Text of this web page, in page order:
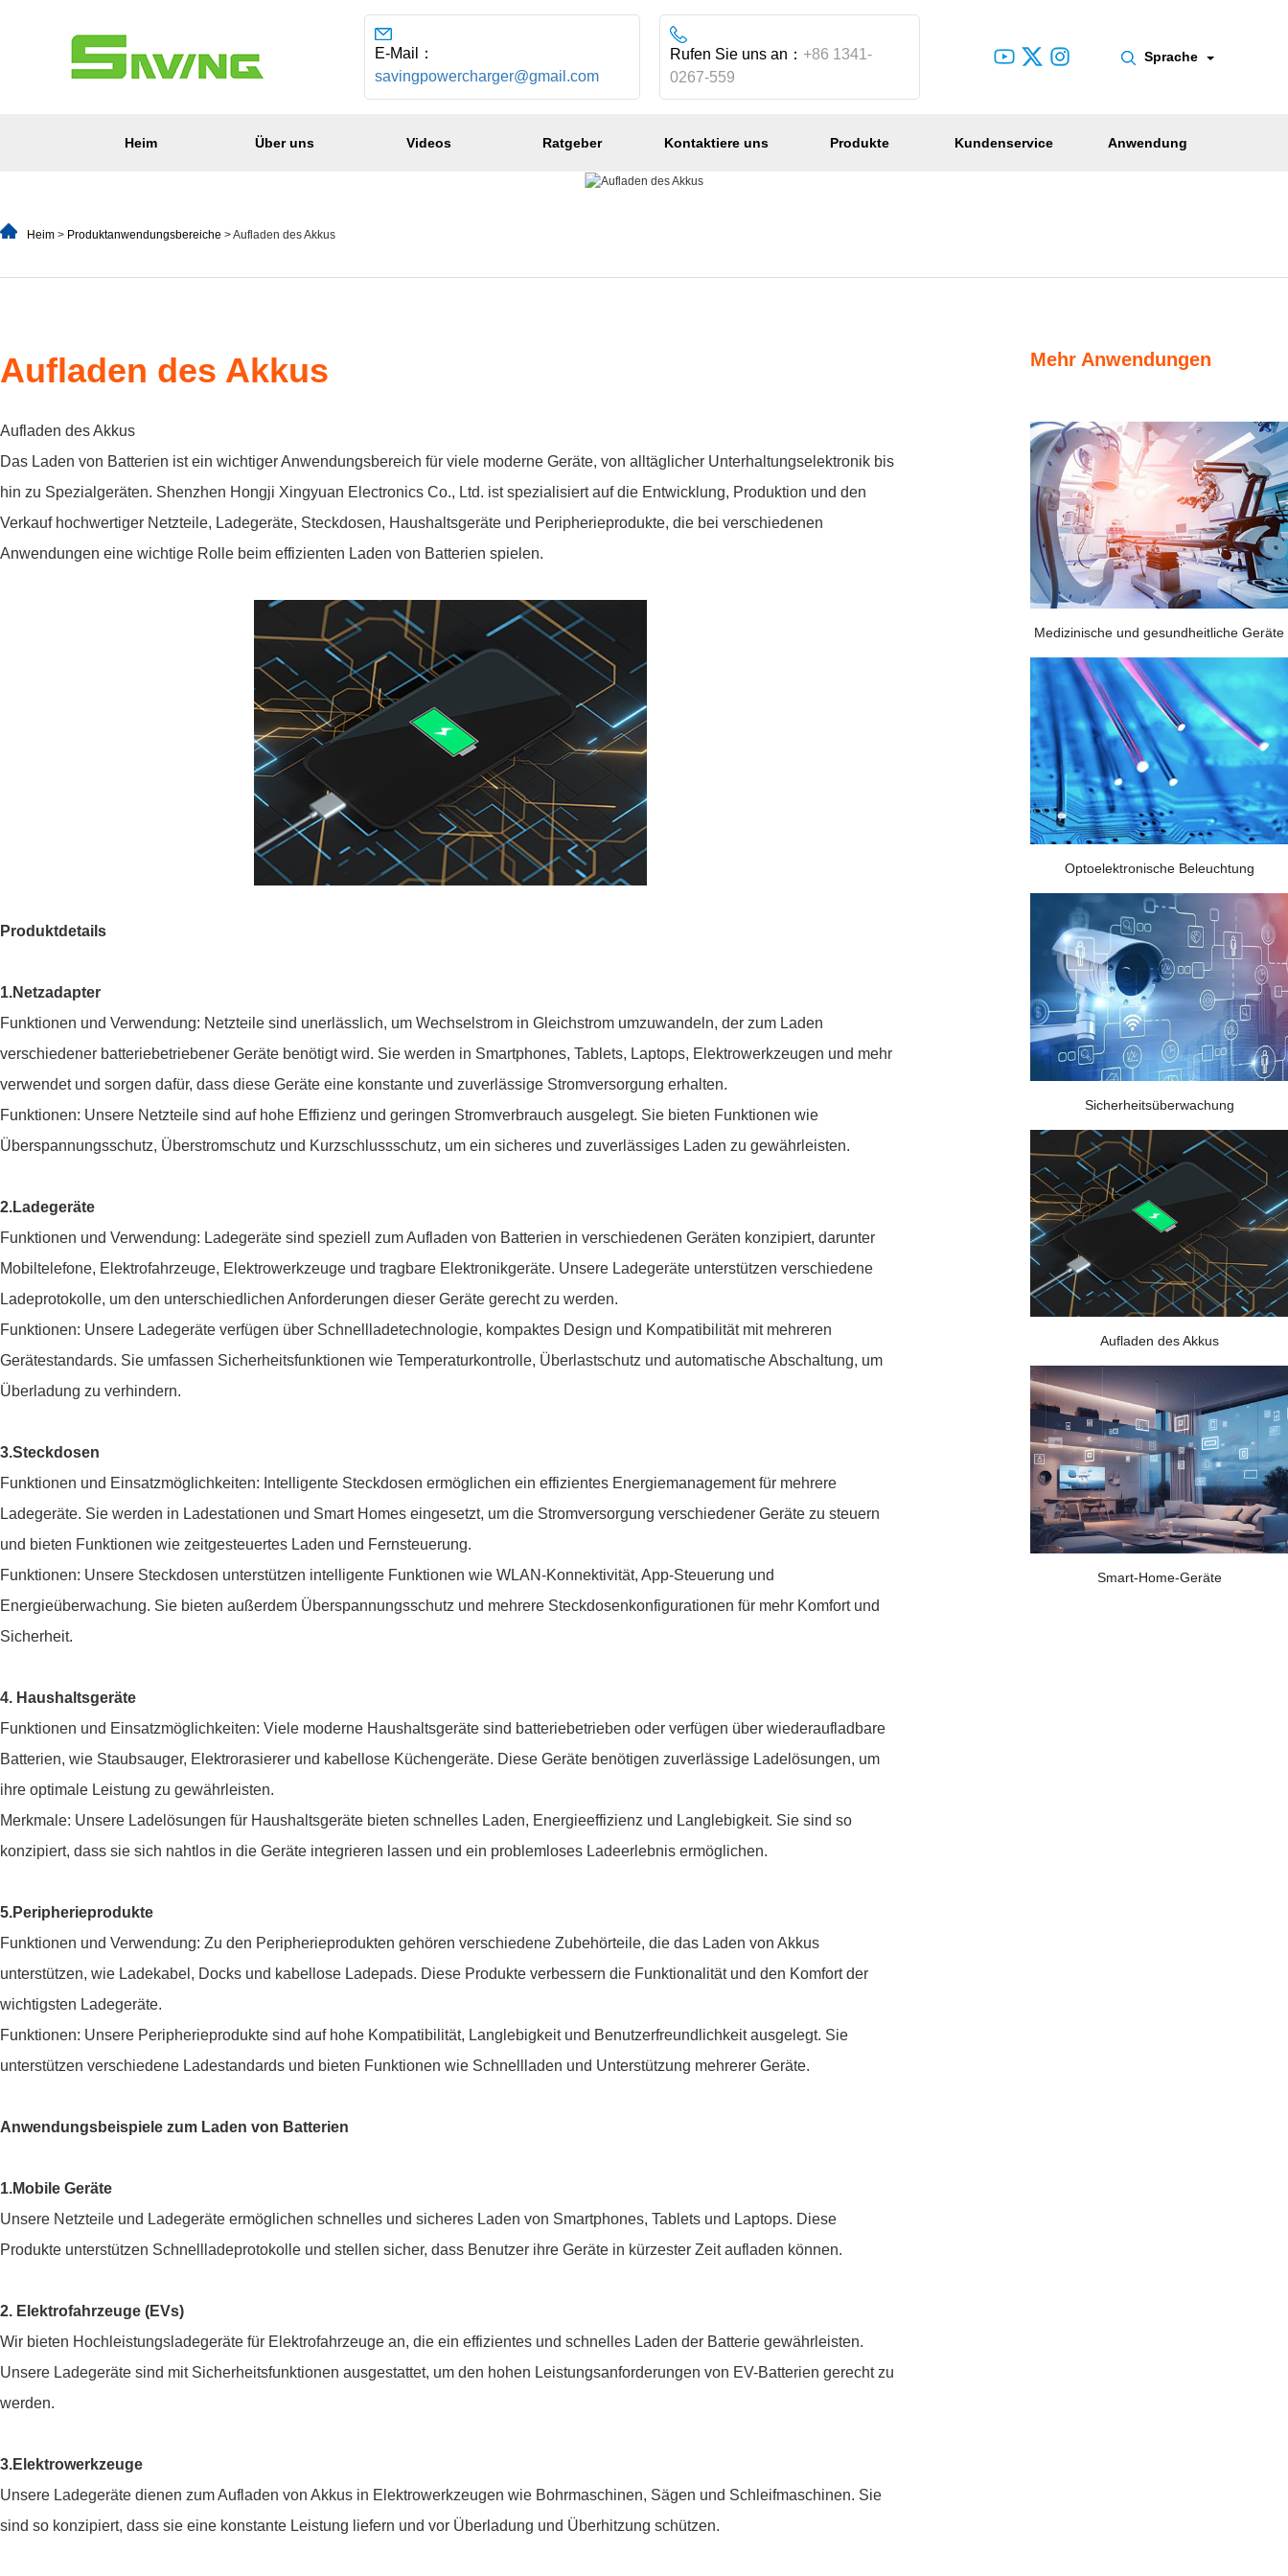
E-Mail：
savingpowercharger@gmail.com
Rufen Sie uns an： +86 1341-
0267-559
Sprache
Heim Über uns Videos Ratgeber Kontaktiere uns Produkte Kundenservice Anwendung
Heim > Produktanwendungsbereiche > Aufladen des Akkus
Aufladen des Akkus
Aufladen des Akkus
Das Laden von Batterien ist ein wichtiger Anwendungsbereich für viele moderne Geräte, von alltäglicher Unterhaltungselektronik bis
hin zu Spezialgeräten. Shenzhen Hongji Xingyuan Electronics Co., Ltd. ist spezialisiert auf die Entwicklung, Produktion und den
Verkauf hochwertiger Netzteile, Ladegeräte, Steckdosen, Haushaltsgeräte und Peripherieprodukte, die bei verschiedenen
Anwendungen eine wichtige Rolle beim effizienten Laden von Batterien spielen.
Produktdetails
1.Netzadapter
Funktionen und Verwendung: Netzteile sind unerlässlich, um Wechselstrom in Gleichstrom umzuwandeln, der zum Laden
verschiedener batteriebetriebener Geräte benötigt wird. Sie werden in Smartphones, Tablets, Laptops, Elektrowerkzeugen und mehr
verwendet und sorgen dafür, dass diese Geräte eine konstante und zuverlässige Stromversorgung erhalten.
Funktionen: Unsere Netzteile sind auf hohe Effizienz und geringen Stromverbrauch ausgelegt. Sie bieten Funktionen wie
Überspannungsschutz, Überstromschutz und Kurzschlussschutz, um ein sicheres und zuverlässiges Laden zu gewährleisten.
2.Ladegeräte
Funktionen und Verwendung: Ladegeräte sind speziell zum Aufladen von Batterien in verschiedenen Geräten konzipiert, darunter
Mobiltelefone, Elektrofahrzeuge, Elektrowerkzeuge und tragbare Elektronikgeräte. Unsere Ladegeräte unterstützen verschiedene
Ladeprotokolle, um den unterschiedlichen Anforderungen dieser Geräte gerecht zu werden.
Funktionen: Unsere Ladegeräte verfügen über Schnellladetechnologie, kompaktes Design und Kompatibilität mit mehreren
Gerätestandards. Sie umfassen Sicherheitsfunktionen wie Temperaturkontrolle, Überlastschutz und automatische Abschaltung, um
Überladung zu verhindern.
3.Steckdosen
Funktionen und Einsatzmöglichkeiten: Intelligente Steckdosen ermöglichen ein effizientes Energiemanagement für mehrere
Ladegeräte. Sie werden in Ladestationen und Smart Homes eingesetzt, um die Stromversorgung verschiedener Geräte zu steuern
und bieten Funktionen wie zeitgesteuertes Laden und Fernsteuerung.
Funktionen: Unsere Steckdosen unterstützen intelligente Funktionen wie WLAN-Konnektivität, App-Steuerung und
Energieüberwachung. Sie bieten außerdem Überspannungsschutz und mehrere Steckdosenkonfigurationen für mehr Komfort und
Sicherheit.
4. Haushaltsgeräte
Funktionen und Einsatzmöglichkeiten: Viele moderne Haushaltsgeräte sind batteriebetrieben oder verfügen über wiederaufladbare
Batterien, wie Staubsauger, Elektrorasierer und kabellose Küchengeräte. Diese Geräte benötigen zuverlässige Ladelösungen, um
ihre optimale Leistung zu gewährleisten.
Merkmale: Unsere Ladelösungen für Haushaltsgeräte bieten schnelles Laden, Energieeffizienz und Langlebigkeit. Sie sind so
konzipiert, dass sie sich nahtlos in die Geräte integrieren lassen und ein problemloses Ladeerlebnis ermöglichen.
5.Peripherieprodukte
Funktionen und Verwendung: Zu den Peripherieprodukten gehören verschiedene Zubehörteile, die das Laden von Akkus
unterstützen, wie Ladekabel, Docks und kabellose Ladepads. Diese Produkte verbessern die Funktionalität und den Komfort der
wichtigsten Ladegeräte.
Funktionen: Unsere Peripherieprodukte sind auf hohe Kompatibilität, Langlebigkeit und Benutzerfreundlichkeit ausgelegt. Sie
unterstützen verschiedene Ladestandards und bieten Funktionen wie Schnellladen und Unterstützung mehrerer Geräte.
Anwendungsbeispiele zum Laden von Batterien
1.Mobile Geräte
Unsere Netzteile und Ladegeräte ermöglichen schnelles und sicheres Laden von Smartphones, Tablets und Laptops. Diese
Produkte unterstützen Schnellladeprotokolle und stellen sicher, dass Benutzer ihre Geräte in kürzester Zeit aufladen können.
2. Elektrofahrzeuge (EVs)
Wir bieten Hochleistungsladegeräte für Elektrofahrzeuge an, die ein effizientes und schnelles Laden der Batterie gewährleisten.
Unsere Ladegeräte sind mit Sicherheitsfunktionen ausgestattet, um den hohen Leistungsanforderungen von EV-Batterien gerecht zu
werden.
3.Elektrowerkzeuge
Unsere Ladegeräte dienen zum Aufladen von Akkus in Elektrowerkzeugen wie Bohrmaschinen, Sägen und Schleifmaschinen. Sie
sind so konzipiert, dass sie eine konstante Leistung liefern und vor Überladung und Überhitzung schützen.
Mehr Anwendungen
Medizinische und gesundheitliche Geräte
Optoelektronische Beleuchtung
Sicherheitsüberwachung
Aufladen des Akkus
Smart-Home-Geräte